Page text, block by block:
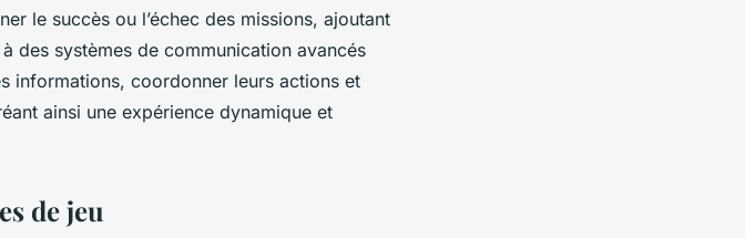
le succès ou l’échec des missions, ajoutant
des systèmes de communication avancés
informations, coordonner leurs actions et
ainsi une expérience dynamique et
de jeu